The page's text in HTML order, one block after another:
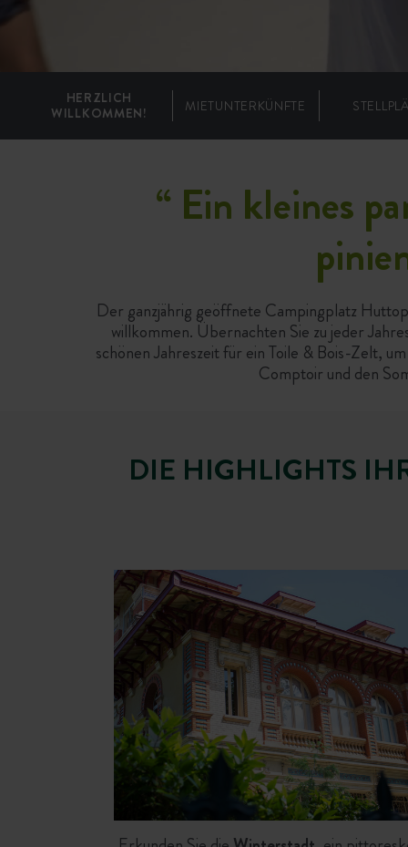
HERZLICH
WILLKOMMEN!
MIETUNTERKÜNFTE
“ Ein kleines
Der ganzjährig geöffnete Campingplatz
willkommen. Übernachten Sie zu jeder
schönen Jahreszeit für ein Toile & Bois-Zelt,
Comptoir und den
DIE HIGHLIGHTS